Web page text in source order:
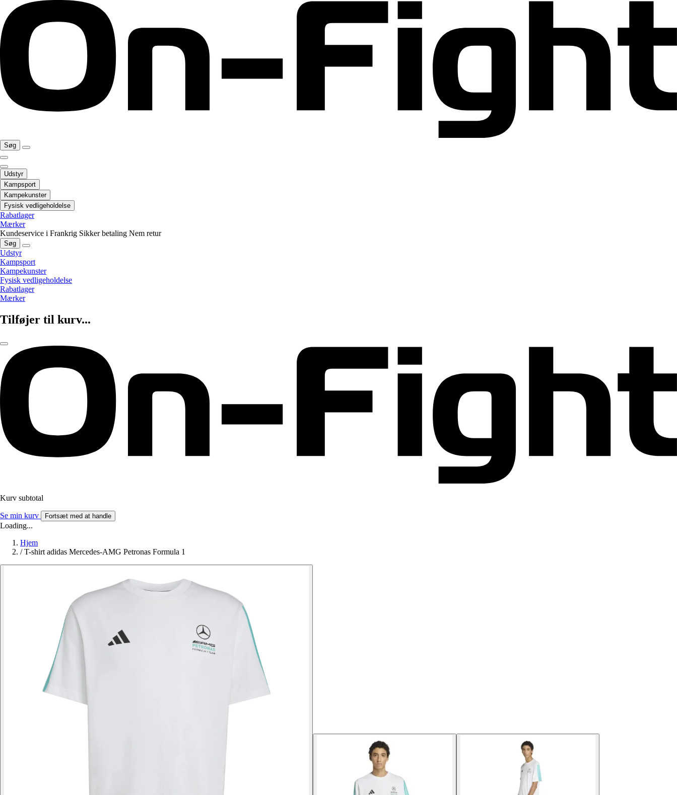
Søg
Udstyr
Kampsport
Kampekunster
Fysisk vedligeholdelse
Rabatlager
Mærker
Kundeservice i Frankrig Sikker betaling Nem retur
Søg
Udstyr
Kampsport
Kampekunster
Fysisk vedligeholdelse
Rabatlager
Mærker
Tilføjer til kurv...
Kurv subtotal
Se min kurv Fortsæt med at handle
Loading...
Hjem
/ T-shirt adidas Mercedes-AMG Petronas Formula 1